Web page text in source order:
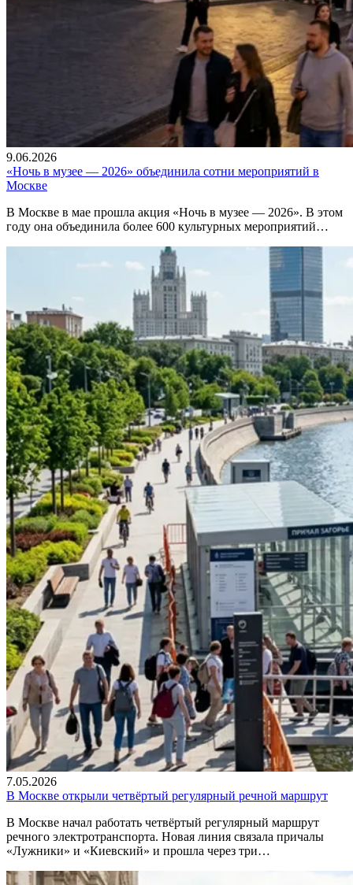
9.06.2026
«Ночь в музее — 2026» объединила сотни мероприятий в
Москве
В Москве в мае прошла акция «Ночь в музее — 2026». В этом
году она объединила более 600 культурных мероприятий…
7.05.2026
В Москве открыли четвёртый регулярный речной маршрут
В Москве начал работать четвёртый регулярный маршрут
речного электротранспорта. Новая линия связала причалы
«Лужники» и «Киевский» и прошла через три…